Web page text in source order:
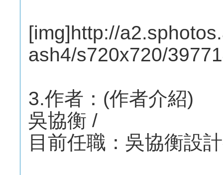
[img]http://
ash4/s720x720/
3.作者：(作者介紹)
吳協衡 /
目前任職：吳協衡設